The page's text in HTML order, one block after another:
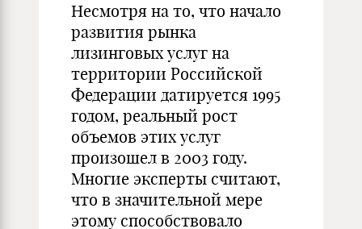
Несмотря на то, что начало
развития рынка
лизинговых услуг на
территории Российской
Федерации датируется 1995
годом, реальный рост
объемов этих услуг
произошел в 2003 году.
Многие эксперты считают,
что в значительной мере
этому способствовало